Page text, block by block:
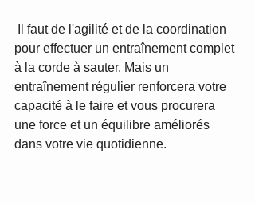
pour effectuer un entraînement complet
à la corde à sauter. Mais un
entraînement régulier renforcera votre
capacité à le faire et vous procurera
une force et un équilibre améliorés
dans votre vie quotidienne.